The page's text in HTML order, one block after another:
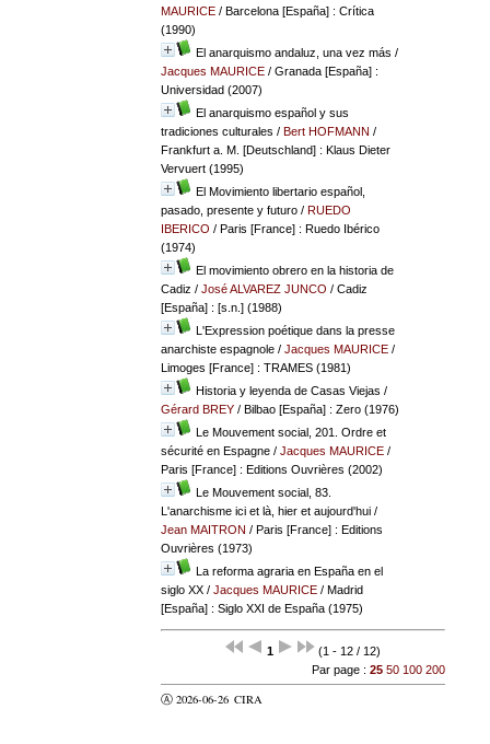
MAURICE/ Barcelona [España] : Crítica
(1990)
El anarquismo andaluz, una vez más /
Jacques MAURICE/ Granada [España] :
Universidad (2007)
El anarquismo español y sus
tradiciones culturales / Bert HOFMANN /
Frankfurt a. M. [Deutschland] : Klaus Dieter
Vervuert (1995)
El Movimiento libertario español,
pasado, presente y futuro/ RUEDO
IBERICO / Paris [France] : Ruedo Ibérico
(1974)
El movimiento obrero en la historia de
Cadiz / José ALVAREZ JUNCO / Cadiz
[España] : [s.n.] (1988)
L'Expression poétique dans la presse
anarchiste espagnole/ Jacques MAURICE/
Limoges [France] : TRAMES (1981)
Historia y leyenda de Casas Viejas /
Gérard BREY/ Bilbao [España] : Zero (1976)
Le Mouvement social, 201. Ordre et
sécurité en Espagne/ Jacques MAURICE/
Paris [France] : Editions Ouvrières (2002)
Le Mouvement social, 83.
L'anarchisme ici et là, hier et aujourd'hui/
Jean MAITRON / Paris [France] : Editions
Ouvrières (1973)
La reforma agraria en España en el
siglo XX/ Jacques MAURICE/ Madrid
[España] : Siglo XXI de España (1975)
1
(1 - 12 / 12)
Par page : 25 50 100 200
Ⓐ 2026-06-26 CIRA